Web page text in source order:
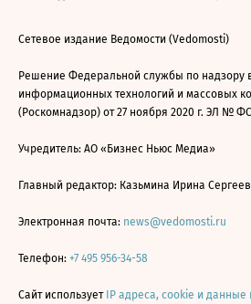
Сетевое издание Ведомости (Vedomosti)
Решение Федеральной службы по надзору
информационных технологий и массовых
(Роскомнадзор) от 27 ноября 2020 г. ЭЛ № ФС
Учредитель: АО «Бизнес Ньюс Медиа»
Главный редактор: Казьмина Ирина
Электронная почта: news@vedomosti.ru
Телефон: +7 495 956-34-58
Сайт использует IP адреса, cookie и данные